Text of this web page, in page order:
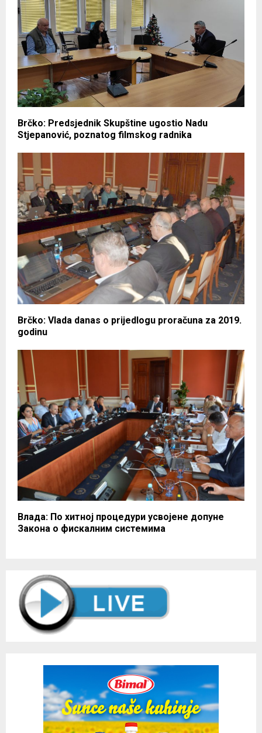
Brčko: Predsjednik Skupštine ugostio Nadu
Stjepanović, poznatog filmskog radnika
Brčko: Vlada danas o prijedlogu proračuna za 2019.
godinu
Влада: По хитној процедури усвојене допуне
Закона о фискалним системима